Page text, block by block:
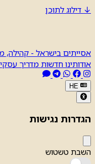
↓ דילוג לתוכן
אסייתים בישראל - קהילה,
אודותינוחדשות מדריך
HE
הגדרות נגישות
השבת טשטוש